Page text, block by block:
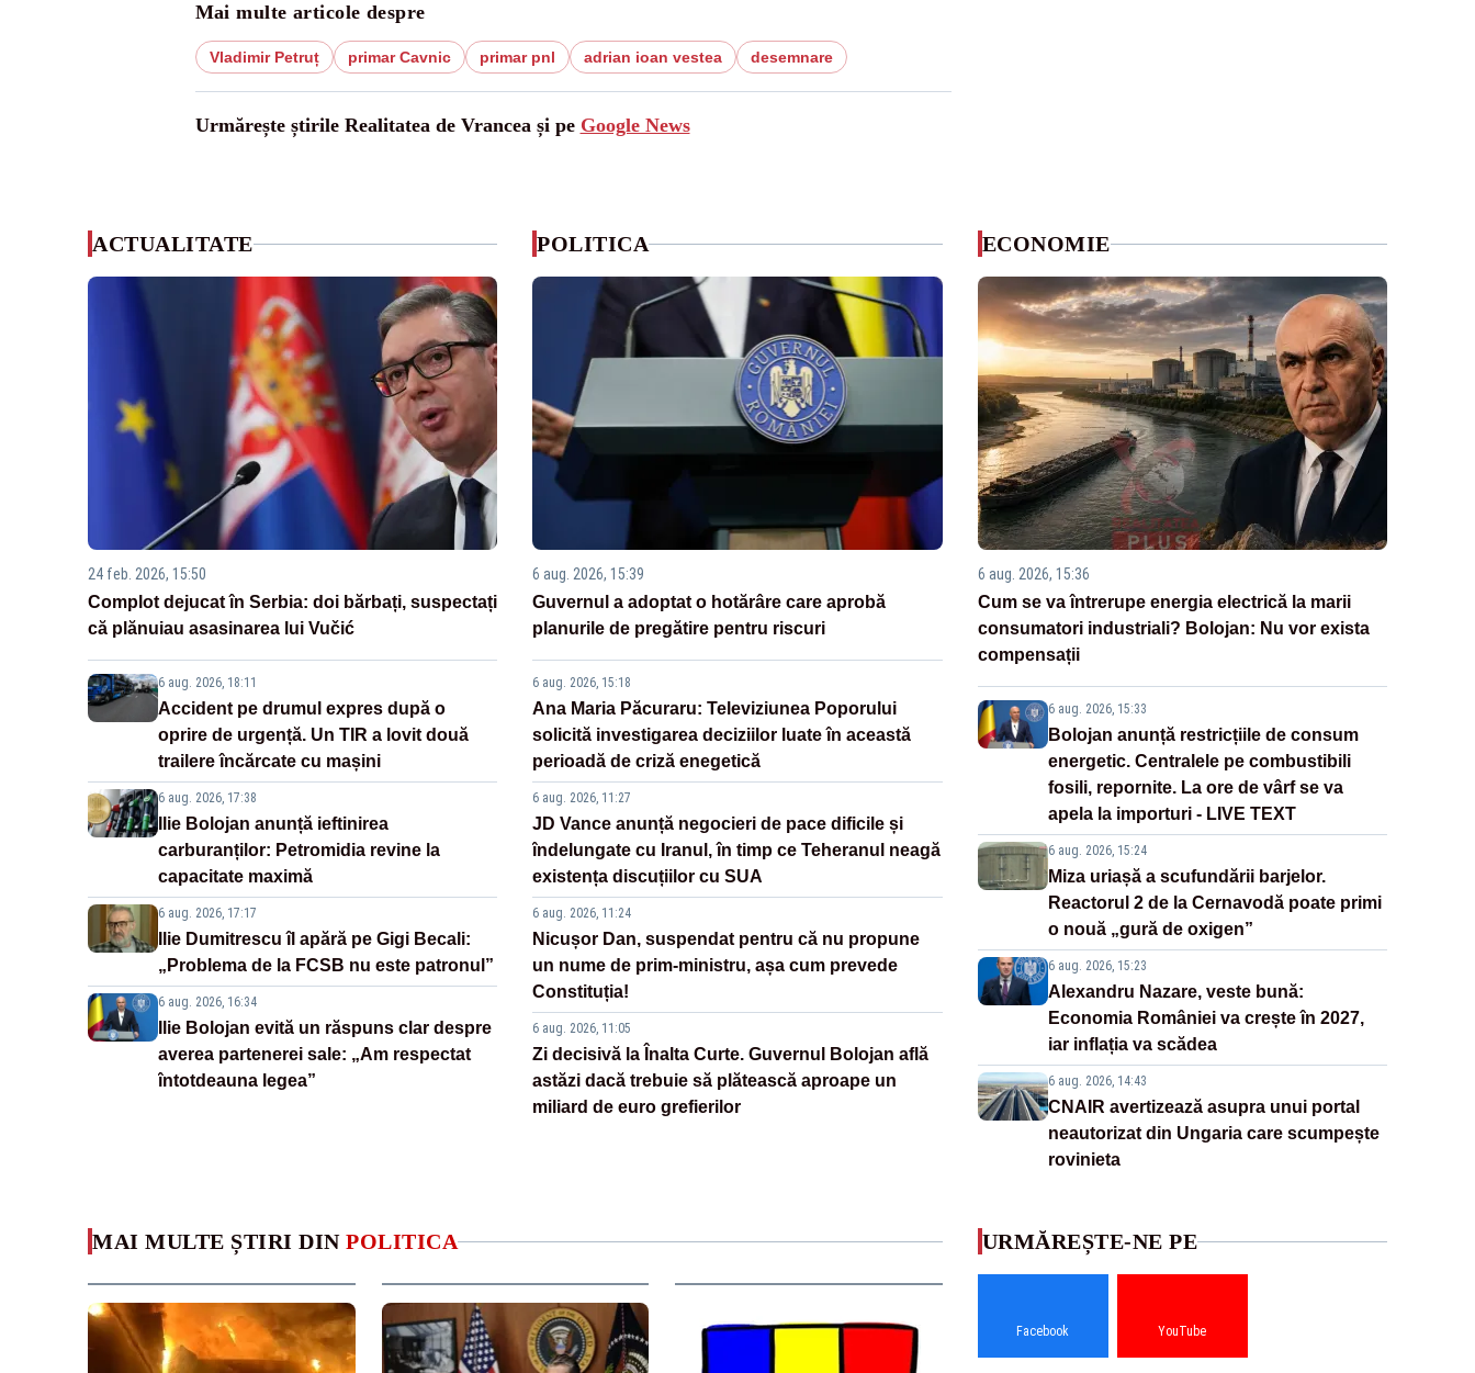
Mai multe articole despre
Vladimir Petruț primar Cavnic primar pnl adrian ioan vestea desemnare
Urmărește știrile Realitatea de Vrancea și pe Google News
ACTUALITATE
24 feb. 2026, 15:50
Complot dejucat în Serbia: doi bărbați, suspectați
că plănuiau asasinarea lui Vučić
6 aug. 2026, 18:11
Accident pe drumul expres după o
oprire de urgență. Un TIR a lovit două
trailere încărcate cu mașini
6 aug. 2026, 17:38
Ilie Bolojan anunță ieftinirea
carburanților: Petromidia revine la
capacitate maximă
6 aug. 2026, 17:17
Ilie Dumitrescu îl apără pe Gigi Becali:
„Problema de la FCSB nu este patronul”
6 aug. 2026, 16:34
Ilie Bolojan evită un răspuns clar despre
averea partenerei sale: „Am respectat
întotdeauna legea”
POLITICA
6 aug. 2026, 15:39
Guvernul a adoptat o hotărâre care aprobă
planurile de pregătire pentru riscuri
6 aug. 2026, 15:18
Ana Maria Păcuraru: Televiziunea Poporului
solicită investigarea deciziilor luate în această
perioadă de criză enegetică
6 aug. 2026, 11:27
JD Vance anunță negocieri de pace dificile și
îndelungate cu Iranul, în timp ce Teheranul neagă
existența discuțiilor cu SUA
6 aug. 2026, 11:24
Nicușor Dan, suspendat pentru că nu propune
un nume de prim-ministru, așa cum prevede
Constituția!
6 aug. 2026, 11:05
Zi decisivă la Înalta Curte. Guvernul Bolojan află
astăzi dacă trebuie să plătească aproape un
miliard de euro grefierilor
ECONOMIE
6 aug. 2026, 15:36
Cum se va întrerupe energia electrică la marii
consumatori industriali? Bolojan: Nu vor exista
compensații
6 aug. 2026, 15:33
Bolojan anunță restricțiile de consum
energetic. Centralele pe combustibili
fosili, repornite. La ore de vârf se va
apela la importuri - LIVE TEXT
6 aug. 2026, 15:24
Miza uriașă a scufundării barjelor.
Reactorul 2 de la Cernavodă poate primi
o nouă „gură de oxigen”
6 aug. 2026, 15:23
Alexandru Nazare, veste bună:
Economia României va crește în 2027,
iar inflația va scădea
6 aug. 2026, 14:43
CNAIR avertizează asupra unui portal
neautorizat din Ungaria care scumpește
rovinieta
MAI MULTE ȘTIRI DIN POLITICA URMĂREȘTE-NE PE
Facebook YouTube